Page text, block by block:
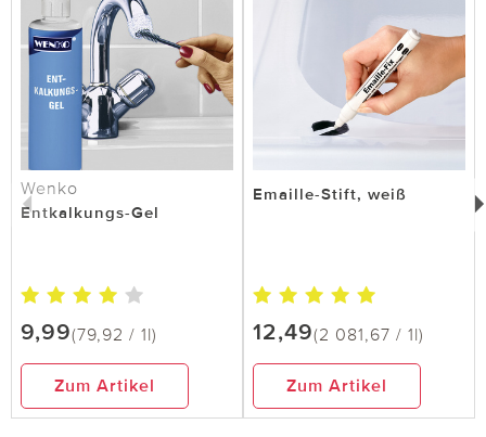
Wenko
Entkalkungs-Gel
9,99(79,92 / 1l)
Zum Artikel
Emaille-Stift, weiß
12,49(2 081,67 / 1l)
Zum Artikel